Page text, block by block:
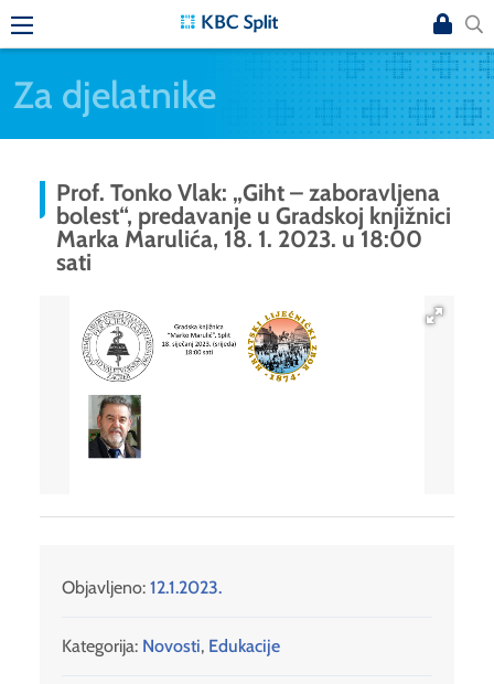
Za djelatnike
Prof. Tonko Vlak: „Giht – zaboravljena
bolest“, predavanje u Gradskoj knjižnici
Marka Marulića, 18. 1. 2023. u 18:00
sati
Objavljeno: 12.1.2023.
Kategorija: Novosti, Edukacije